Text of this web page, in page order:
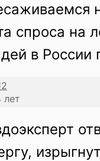
спроса на
в России
лет